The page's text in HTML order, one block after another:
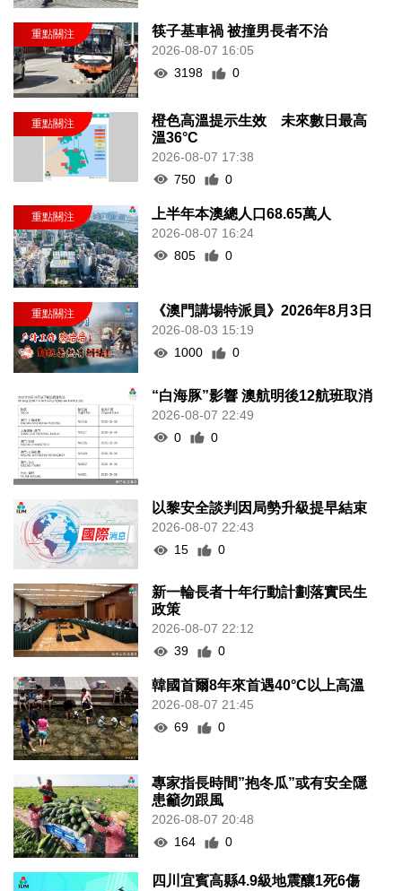
筷子基車禍 被撞男長者不治
2026-08-07 16:05
3198
0
橙色高溫提示生效 未來數日最高
溫36°C
2026-08-07 17:38
750
0
上半年本澳總人口68.65萬人
2026-08-07 16:24
805
0
《澳門講場特派員》2026年8月3日
2026-08-03 15:19
1000
0
“白海豚”影響 澳航明後12航班取消
2026-08-07 22:49
0
0
以黎安全談判因局勢升級提早結束
2026-08-07 22:43
15
0
新一輪長者十年行動計劃落實民生
政策
2026-08-07 22:12
39
0
韓國首爾8年來首遇40°C以上高溫
2026-08-07 21:45
69
0
專家指長時間”抱冬瓜”或有安全隱
患籲勿跟風
2026-08-07 20:48
164
0
四川宜賓高縣4.9級地震釀1死6傷